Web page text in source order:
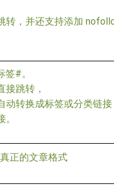
转，并还支持添加
#。
接跳转，
动转换成标签或分类链
正的文章格式